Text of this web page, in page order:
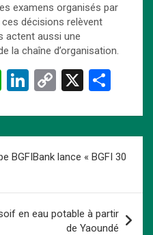
examens organisés par
ces décisions relèvent
actent aussi une
la chaîne d’organisation.
W
at
s
A
p
p
Li
ke
dI
n
C
py
Li
n
k
X
ta
g
er
BGFIBank lance « BGFI 30
en eau potable à partir
de Yaoundé